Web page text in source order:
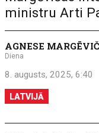
ministru Arti
AGNESE
Diena
8. augusts, 2025, 6:40
LATVIJĀ